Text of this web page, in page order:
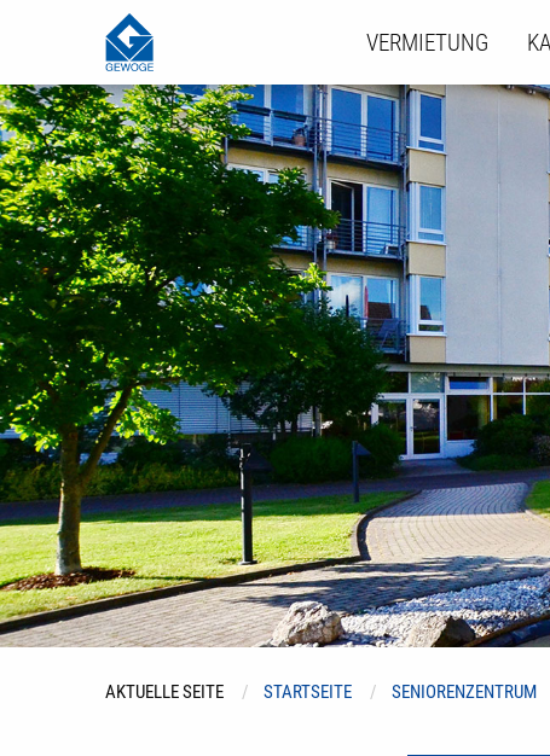
VERMIETUNG
AKTUELLE SEITE STARTSEITE SENIORENZENTRUM